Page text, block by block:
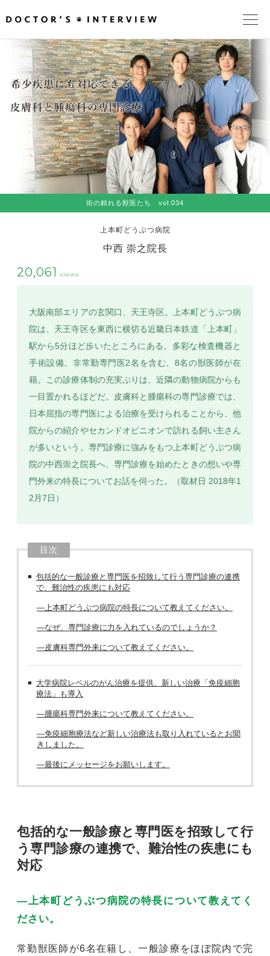
TOPページ
頼れるドクターが教える治療法
街の頼れるドクターたち
インタビューを検索
街の頼れる獣医たち vol.034
上本町どうぶつ病院
中西 崇之院長
20,061 views
大阪南部エリアの玄関口、天王寺区。上本町どうぶつ病
院は、天王寺区を東西に横切る近畿日本鉄道「上本町」
駅から5分ほど歩いたところにある。多彩な検査機器と
手術設備。非常勤専門医2名を含む、8名の獣医師が在
籍。この診療体制の充実ぶりは、近隣の動物病院からも
一目置かれるほどだ。皮膚科と腫瘍科の専門診療では、
日本屈指の専門医による治療を受けられることから、他
院からの紹介やセカンドオピニオンで訪れる飼い主さん
が多いという。専門診療に強みをもつ上本町どうぶつ病
院の中西崇之院長へ、専門診療を始めたときの想いや専
門外来の特長についてお話を伺った。（取材日 2018年1
2月7日）
目次
包括的な一般診療と専門医を招致して行う専門診療の連携
で、難治性の疾患にも対応
―上本町どうぶつ病院の特長について教えてください。
―なぜ、専門診療に力を入れているのでしょうか？
―皮膚科専門外来について教えてください。
大学病院レベルのがん治療を提供、新しい治療「免疫細胞
療法」も導入
―腫瘍科専門外来について教えてください。
―免疫細胞療法など新しい治療法も取り入れているとお聞
きしました。
―最後にメッセージをお願いします。
包括的な一般診療と専門医を招致して行
う専門診療の連携で、難治性の疾患にも
対応
―上本町どうぶつ病院の特長について教えてく
ださい。
常勤獣医師が6名在籍し、一般診療をほぼ院内で完